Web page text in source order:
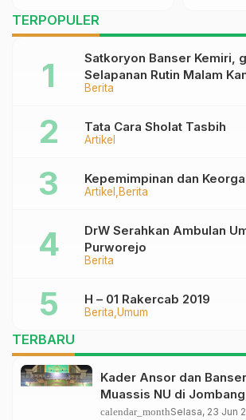
TERPOPULER
Berita
Satkoryon Banser Kemiri,
Selapanan Rutin Malam
Artikel
Tata Cara Sholat Tasbih
Artikel Berita
Kepemimpinan dan
Berita
DrW Serahkan Ambulan
Purworejo
Berita Umum
H – 01 Rakercab 2019
TERBARU
Kader Ansor dan
Muassis NU di
Spirit Khidmah dan Ke-
calendar_monthSelasa, 23 Jun